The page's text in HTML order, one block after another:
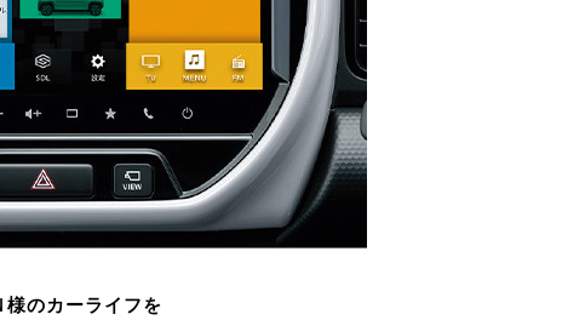
様のカーライフを